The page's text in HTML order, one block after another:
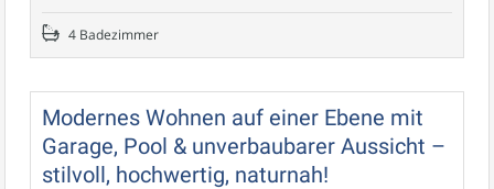
4 Badezimmer
Modernes Wohnen auf einer Ebene mit
Garage, Pool & unverbaubarer Aussicht –
stilvoll, hochwertig, naturnah!